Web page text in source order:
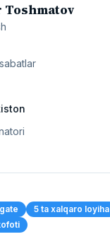
Toshmatov
5 ta xalqaro loyiha